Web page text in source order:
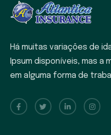
Há muitas variações de
Ipsum disponíveis, mas a
em alguma forma de